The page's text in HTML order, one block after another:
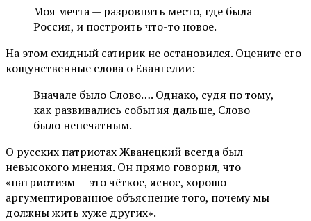
Моя мечта — разровнять место, где была
Россия, и построить что-то новое.
На этом ехидный сатирик не остановился. Оцените его
кощунственные слова о Евангелии:
Вначале было Слово…. Однако, судя по тому,
как развивались события дальше, Слово
было непечатным.
О русских патриотах Жванецкий всегда был
невысокого мнения. Он прямо говорил, что
«патриотизм — это чёткое, ясное, хорошо
аргументированное объяснение того, почему мы
должны жить хуже других».